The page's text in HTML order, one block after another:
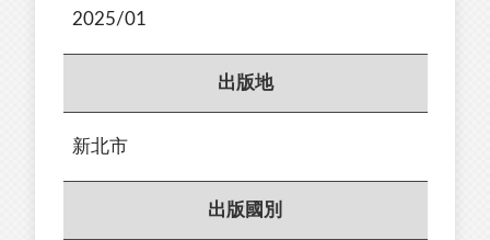
2025/01
出版地
新北市
出版國別